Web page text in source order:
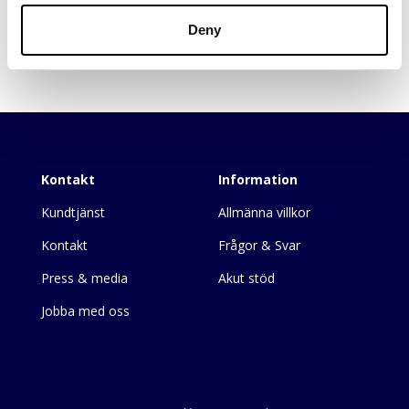
Deny
Kontakt
Kundtjänst
Kontakt
Press & media
Jobba med oss
Information
Allmänna villkor
Frågor & Svar
Akut stöd